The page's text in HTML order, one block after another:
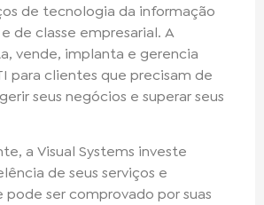
de tecnologia da informação
de classe empresarial. A
vende, implanta e gerencia
para clientes que precisam de
seus negócios e superar seus
a Visual Systems investe
de seus serviços e
pode ser comprovado por suas